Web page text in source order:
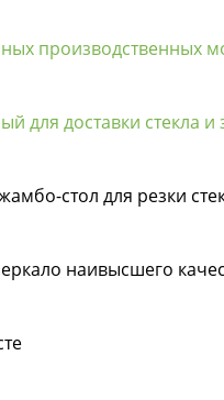
производственных
для доставки стекла и
стол для резки
наивысшего